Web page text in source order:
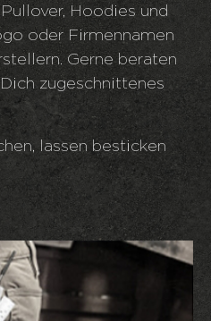
Hoodies und
oder Firmennamen
Gerne beraten
zugeschnittenes
lassen besticken